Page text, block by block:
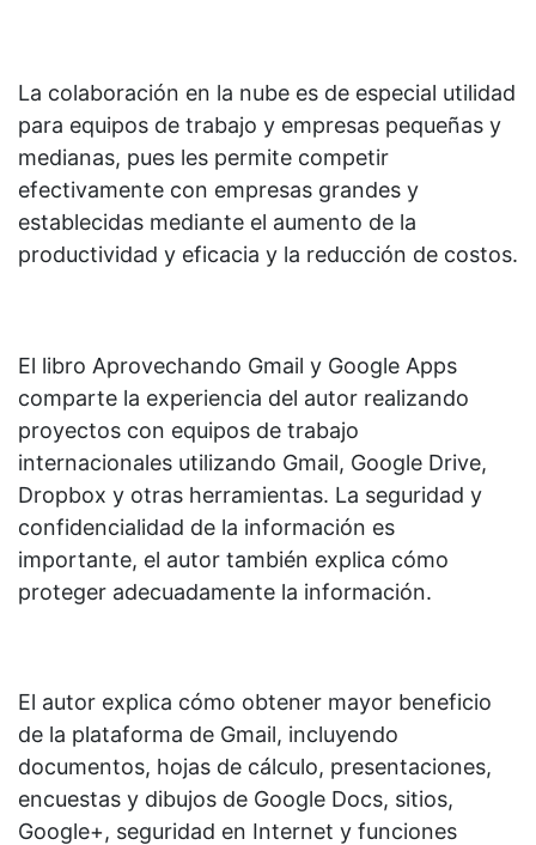
La colaboración en la nube es de especial utilidad
para equipos de trabajo y empresas pequeñas y
medianas, pues les permite competir
efectivamente con empresas grandes y
establecidas mediante el aumento de la
productividad y eficacia y la reducción de costos.
El libro Aprovechando Gmail y Google Apps
comparte la experiencia del autor realizando
proyectos con equipos de trabajo
internacionales utilizando Gmail, Google Drive,
Dropbox y otras herramientas. La seguridad y
confidencialidad de la información es
importante, el autor también explica cómo
proteger adecuadamente la información.
El autor explica cómo obtener mayor beneficio
de la plataforma de Gmail, incluyendo
documentos, hojas de cálculo, presentaciones,
encuestas y dibujos de Google Docs, sitios,
Google+, seguridad en Internet y funciones